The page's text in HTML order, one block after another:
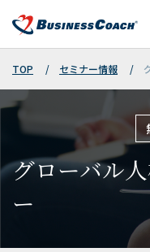
TOP セミナー情報
グローバル
ー